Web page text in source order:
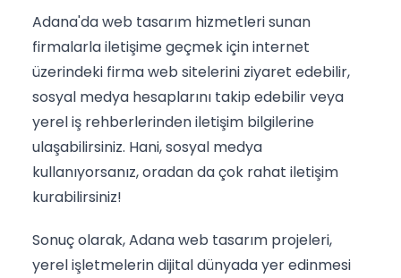
Adana'da web tasarım hizmetleri sunan
firmalarla iletişime geçmek için internet
üzerindeki firma web sitelerini ziyaret edebilir,
sosyal medya hesaplarını takip edebilir veya
yerel iş rehberlerinden iletişim bilgilerine
ulaşabilirsiniz. Hani, sosyal medya
kullanıyorsanız, oradan da çok rahat iletişim
kurabilirsiniz!
Sonuç olarak, Adana web tasarım projeleri,
yerel işletmelerin dijital dünyada yer edinmesi